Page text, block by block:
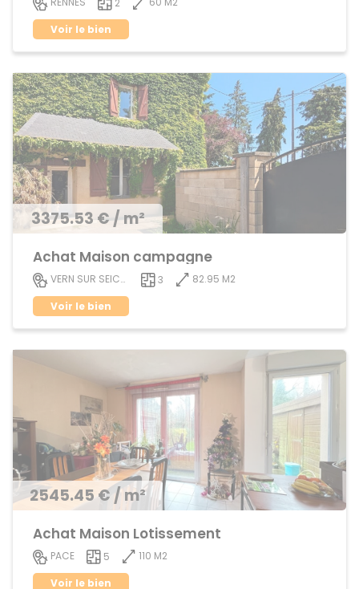
Voir le bien
3375.53 € / m²
Achat Maison campagne
VERN SUR SEICHE 3
82.95 M2
Voir le bien
2545.45 € / m²
Achat Maison Lotissement
PACE 5
110 M2
Voir le bien